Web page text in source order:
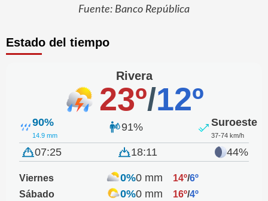
Fuente: Banco República
Estado del tiempo
Rivera
23º/12º
90%
14.9 mm
91% Suroeste
37-74 km/h
07:25 18:11 44%
Viernes 0%0 mm 14º/6º
Sábado
0%0 mm 16º/4º